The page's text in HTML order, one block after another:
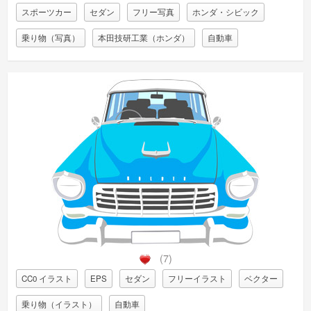
スポーツカー セダン フリー写真 ホンダ・シビック
乗り物（写真） 本田技研工業（ホンダ） 自動車
(7)
CC0 イラスト EPS セダン フリーイラスト ベクター
乗り物（イラスト） 自動車